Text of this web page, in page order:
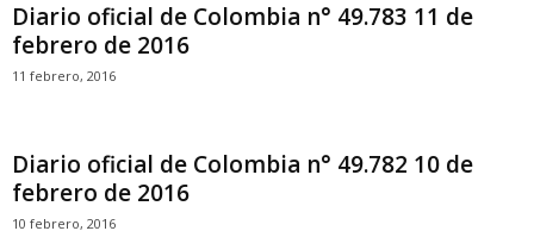
Diario oficial de Colombia n° 49.783 11 de
febrero de 2016
11 febrero, 2016
Diario oficial de Colombia n° 49.782 10 de
febrero de 2016
10 febrero, 2016